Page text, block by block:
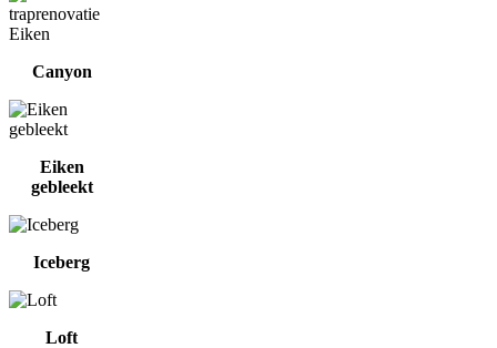
Canyon
Eiken
gebleekt
Iceberg
Loft